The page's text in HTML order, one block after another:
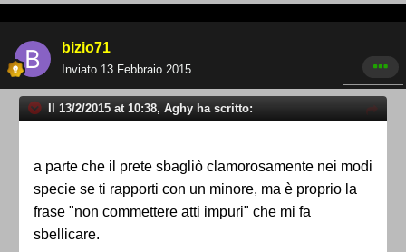
bizio71
Inviato 13 Febbraio 2015
Il 13/2/2015 at 10:38, Aghy ha scritto:
a parte che il prete sbagliò clamorosamente nei modi
specie se ti rapporti con un minore, ma è proprio la
frase "non commettere atti impuri" che mi fa
sbellicare.